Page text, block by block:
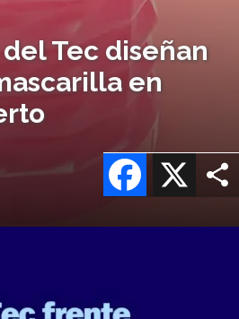
Tec diseñan
en
X
Facebook